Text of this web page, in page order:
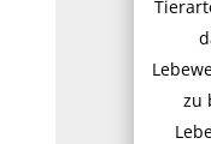
zu